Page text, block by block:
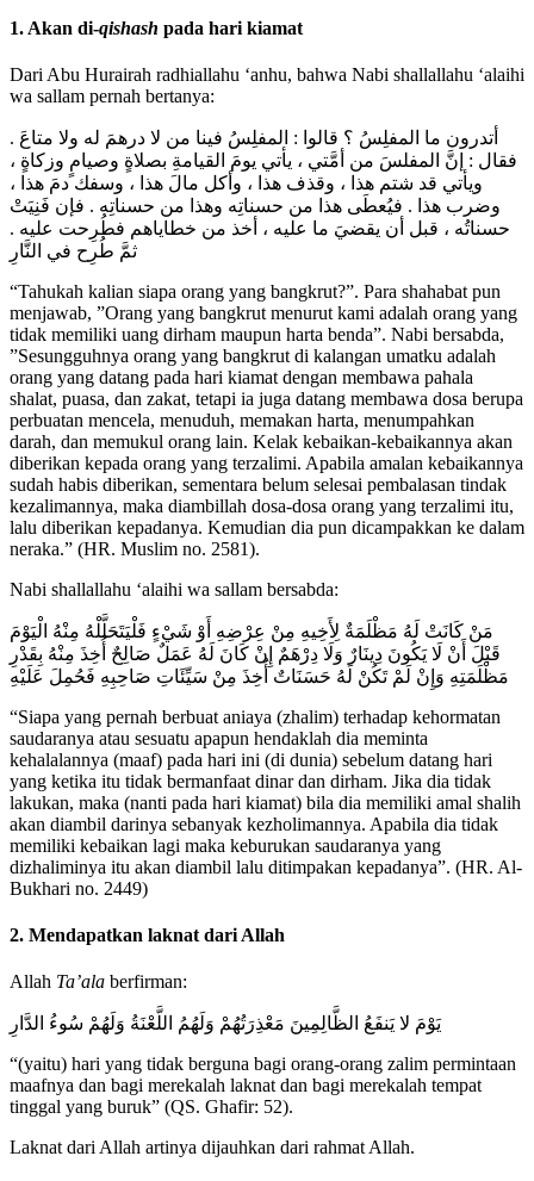
1. Akan di-qishash pada hari kiamat
Dari Abu Hurairah radhiallahu ‘anhu, bahwa Nabi shallallahu ‘alaihi
wa sallam pernah bertanya:
أتدرون ما المفلِسُ ؟ قالوا : المفلِسُ فينا من لا درهمَ له ولا متاعَ .
فقال : إنَّ المفلسَ من أمَّتي ، يأتي يومَ القيامةِ بصلاةٍ وصيامٍ وزكاةٍ ،
ويأتي قد شتم هذا ، وقذف هذا ، وأكل مالَ هذا ، وسفك دمَ هذا ،
وضرب هذا . فيُعطَى هذا من حسناتِه وهذا من حسناتِه . فإن فَنِيَتْ
حسناتُه ، قبل أن يقضيَ ما عليه ، أخذ من خطاياهم فطُرِحت عليه .
ثمَّ طُرِح في النَّارِ
“Tahukah kalian siapa orang yang bangkrut?”. Para shahabat pun
menjawab, ”Orang yang bangkrut menurut kami adalah orang yang
tidak memiliki uang dirham maupun harta benda”. Nabi bersabda,
”Sesungguhnya orang yang bangkrut di kalangan umatku adalah
orang yang datang pada hari kiamat dengan membawa pahala
shalat, puasa, dan zakat, tetapi ia juga datang membawa dosa berupa
perbuatan mencela, menuduh, memakan harta, menumpahkan
darah, dan memukul orang lain. Kelak kebaikan-kebaikannya akan
diberikan kepada orang yang terzalimi. Apabila amalan kebaikannya
sudah habis diberikan, sementara belum selesai pembalasan tindak
kezalimannya, maka diambillah dosa-dosa orang yang terzalimi itu,
lalu diberikan kepadanya. Kemudian dia pun dicampakkan ke dalam
neraka.” (HR. Muslim no. 2581).
Nabi shallallahu ‘alaihi wa sallam bersabda:
مَنْ كَانَتْ لَهُ مَظْلَمَةٌ لِأَخِيهِ مِنْ عِرْضِهِ أَوْ شَيْءٍ فَلْيَتَحَلَّلْهُ مِنْهُ الْيَوْمَ
قَبْلَ أَنْ لَا يَكُونَ دِينَارٌ وَلَا دِرْهَمٌ إِنْ كَانَ لَهُ عَمَلٌ صَالِحٌ أُخِذَ مِنْهُ بِقَدْرِ
مَظْلَمَتِهِ وَإِنْ لَمْ تَكُنْ لَهُ حَسَنَاتٌ أُخِذَ مِنْ سَيِّئَاتِ صَاحِبِهِ فَحُمِلَ عَلَيْهِ
“Siapa yang pernah berbuat aniaya (zhalim) terhadap kehormatan
saudaranya atau sesuatu apapun hendaklah dia meminta
kehalalannya (maaf) pada hari ini (di dunia) sebelum datang hari
yang ketika itu tidak bermanfaat dinar dan dirham. Jika dia tidak
lakukan, maka (nanti pada hari kiamat) bila dia memiliki amal shalih
akan diambil darinya sebanyak kezholimannya. Apabila dia tidak
memiliki kebaikan lagi maka keburukan saudaranya yang
dizhaliminya itu akan diambil lalu ditimpakan kepadanya”. (HR. Al-
Bukhari no. 2449)
2. Mendapatkan laknat dari Allah
Allah Ta’ala berfirman:
يَوْمَ لا يَنفَعُ الظَّالِمِينَ مَعْذِرَتُهُمْ وَلَهُمُ اللَّعْنَةُ وَلَهُمْ سُوءُ الدَّارِ
“(yaitu) hari yang tidak berguna bagi orang-orang zalim permintaan
maafnya dan bagi merekalah laknat dan bagi merekalah tempat
tinggal yang buruk” (QS. Ghafir: 52).
Laknat dari Allah artinya dijauhkan dari rahmat Allah.